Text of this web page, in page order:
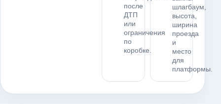
после
ДТП
или
ограничения
по
коробке.
шлагбаум,
высота,
ширина
проезда
и
место
для
платформы.